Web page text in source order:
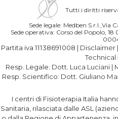
Tutti i diritti
Sede legale: Medben S.r.l.,Via
Sede operativa: Corso del Popolo,
Partita iva 11138691008 | Disclaimer |
Technical
Resp. Legale: Dott. Luca Luciani |
Resp. Scientifico: Dott. Giuliano
I centri di Fisioterapia Italia
Sanitaria, rilasciata dalle ASL